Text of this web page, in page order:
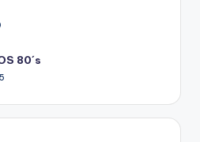
80´s